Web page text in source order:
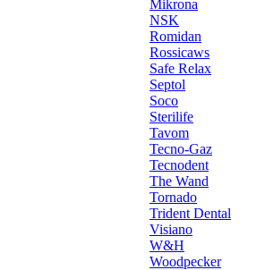
Mikrona
NSK
Romidan
Rossicaws
Safe Relax
Septol
Soco
Sterilife
Tavom
Tecno-Gaz
Tecnodent
The Wand
Tornado
Trident Dental
Visiano
W&H
Woodpecker